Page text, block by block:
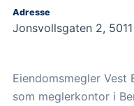
Adresse
Jonsvollsgaten 2,
Eiendomsmegler Vest
som meglerkontor i